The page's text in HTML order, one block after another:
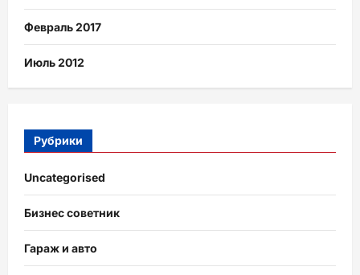
Февраль 2017
Июль 2012
Рубрики
Uncategorised
Бизнес советник
Гараж и авто